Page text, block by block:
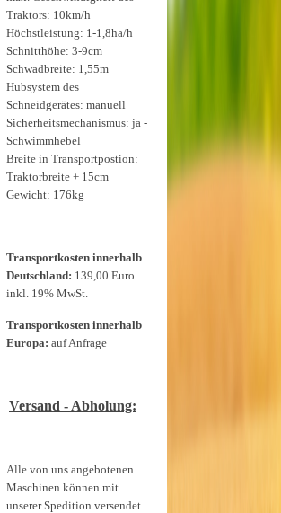
Traktors: 10km/h
Höchstleistung: 1-1,8ha/h
Schnitthöhe: 3-9cm
Schwadbreite: 1,55m
Hubsystem des
Schneidgerätes: manuell
Sicherheitsmechanismus: ja -
Schwimmhebel
Breite in Transportpostion:
Traktorbreite + 15cm
Gewicht: 176kg
Transportkosten innerhalb
Deutschland: 139,00 Euro
inkl. 19% MwSt.
Transportkosten innerhalb
Europa: auf Anfrage
Versand - Abholung:
Alle von uns angebotenen
Maschinen können mit
unserer Spedition versendet